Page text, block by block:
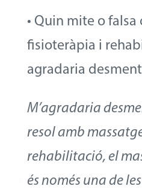
• Quin mite o
fisioteràpia i
agradaria
M’agradaria
resol amb
rehabilitació, el
és només una de